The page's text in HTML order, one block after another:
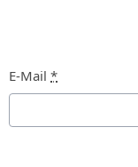
E-Mail *